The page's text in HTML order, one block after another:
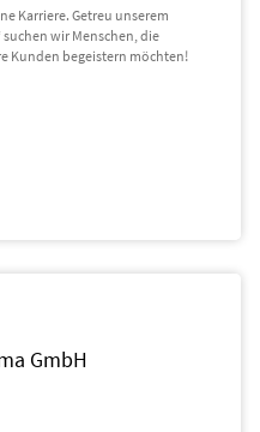
Karriere. Getreu unserem
wir Menschen, die
Kunden begeistern möchten!
GmbH